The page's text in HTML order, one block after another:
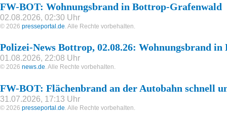
FW-BOT: Wohnungsbrand in Bottrop-Grafenwald
02.08.2026, 02:30 Uhr
© 2026 presseportal.de. Alle Rechte vorbehalten.
Polizei-News Bottrop, 02.08.26: Wohnungsbrand
01.08.2026, 22:08 Uhr
© 2026 news.de. Alle Rechte vorbehalten.
FW-BOT: Flächenbrand an der Autobahn schnell
31.07.2026, 17:13 Uhr
© 2026 presseportal.de . Alle Rechte vorbehalten.